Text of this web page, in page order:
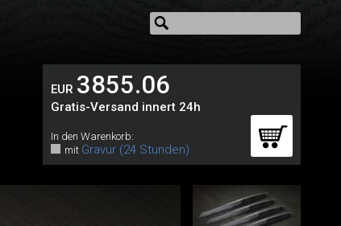
EUR 3855.06
Gratis-Versand innert 24h
In den Warenkorb:
mit Gravur (24 Stunden)